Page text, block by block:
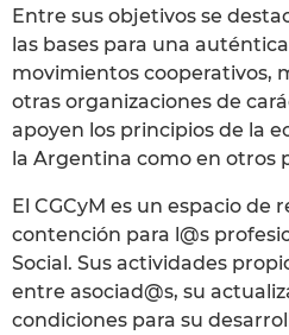
Entre sus objetivos se
las bases para una
movimientos cooperativos,
otras organizaciones de
apoyen los principios de la
la Argentina como en otros
El CGCyM es un espacio de
contención para l@s
Social. Sus actividades
entre asociad@s, su
condiciones para su